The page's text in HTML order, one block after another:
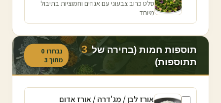
סלט כרוב צבעוני עם אגוזים וחמוציות בתיבול
מיוחד
תוספות חמות (בחירה של 3
תתוספות)
נבחרו 0
מתוך 3
אורז לבן / מג'דרה / אורז אדום